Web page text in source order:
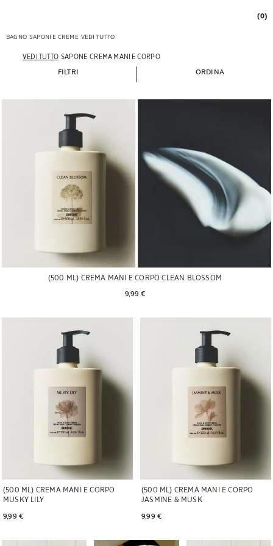
(0)
BAGNO SAPONI E CREME VEDI TUTTO
VEDI TUTTO SAPONE CREMA MANI E CORPO
FILTRI ORDINA
(500 ML) CREMA MANI E CORPO CLEAN BLOSSOM
9,99 €
(500 ML) CREMA MANI E CORPO
MUSKY LILY
9,99 €
Immagine cambiata in 1 di 5
(500 ML) CREMA MANI E CORPO
JASMINE & MUSK
9,99 €
Immagine cambiata in 1 di 5
Immagine cambiata in 1 di 5Immagine cambiata in 1 di 6Immagine cambiata in